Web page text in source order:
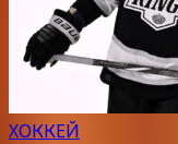
ХОККЕЙ